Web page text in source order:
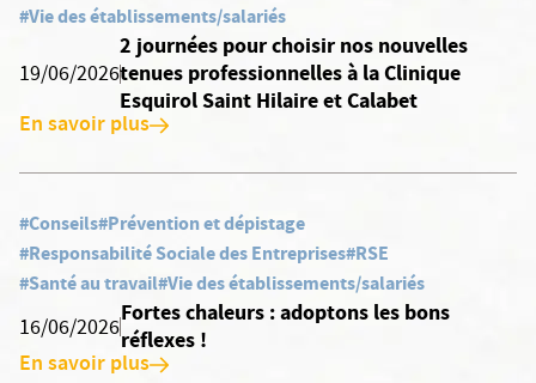
#Vie des établissements/salariés
19/06/2026
2 journées pour choisir nos nouvelles
tenues professionnelles à la Clinique
Esquirol Saint Hilaire et Calabet
En savoir plus
#Conseils#Prévention et dépistage
#Responsabilité Sociale des Entreprises#RSE
#Santé au travail#Vie des établissements/salariés
16/06/2026
Fortes chaleurs : adoptons les bons
réflexes !
En savoir plus